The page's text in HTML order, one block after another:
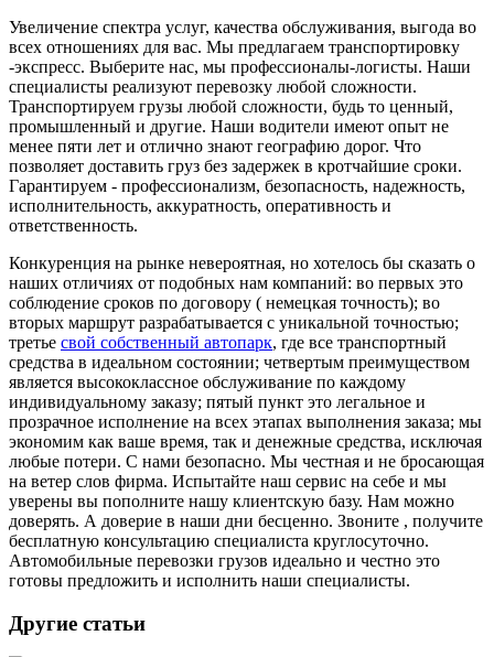
Увеличение спектра услуг, качества обслуживания, выгода во
всех отношениях для вас. Мы предлагаем транспортировку
-экспресс. Выберите нас, мы профессионалы-логисты. Наши
специалисты реализуют перевозку любой сложности.
Транспортируем грузы любой сложности, будь то ценный,
промышленный и другие. Наши водители имеют опыт не
менее пяти лет и отлично знают географию дорог. Что
позволяет доставить груз без задержек в кротчайшие сроки.
Гарантируем - профессионализм, безопасность, надежность,
исполнительность, аккуратность, оперативность и
ответственность.
Конкуренция на рынке невероятная, но хотелось бы сказать о
наших отличиях от подобных нам компаний: во первых это
соблюдение сроков по договору ( немецкая точность); во
вторых маршрут разрабатывается с уникальной точностью;
третье свой собственный автопарк, где все транспортный
средства в идеальном состоянии; четвертым преимуществом
является высококлассное обслуживание по каждому
индивидуальному заказу; пятый пункт это легальное и
прозрачное исполнение на всех этапах выполнения заказа; мы
экономим как ваше время, так и денежные средства, исключая
любые потери. С нами безопасно. Мы честная и не бросающая
на ветер слов фирма. Испытайте наш сервис на себе и мы
уверены вы пополните нашу клиентскую базу. Нам можно
доверять. А доверие в наши дни бесценно. Звоните , получите
бесплатную консультацию специалиста круглосуточно.
Автомобильные перевозки грузов идеально и честно это
готовы предложить и исполнить наши специалисты.
Другие статьи